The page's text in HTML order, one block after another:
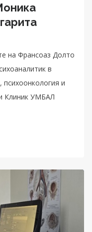
на Франсоаз Долто
в
психоонкология и
Клиник УМБАЛ